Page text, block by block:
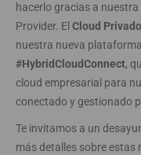
hacerlo gracias a
Provider. El Cloud
nuestra nueva
#HybridCloudConnect,
cloud empresarial para
conectado y gestionado
Te invitamos a un
más detalles sobre estas